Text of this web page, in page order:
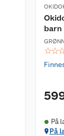
barn
☆☆
På
På